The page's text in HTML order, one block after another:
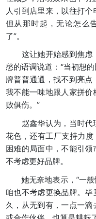
人引到店里来，以往打个
但从那时起，无论怎么
了”。
这让她开始感到焦虑
愁的语调说道：“当初想
牌普普通通，找不到亮点
我不能一味地跟人家拼
败俱伤。”
赵鑫华认为，当时代
花色，还有工厂支持力
困难的局面中，不能引
不考虑更好品牌。
她无奈地表示，“一般
咱也不考虑更换品牌。
久，从无到有，一点一